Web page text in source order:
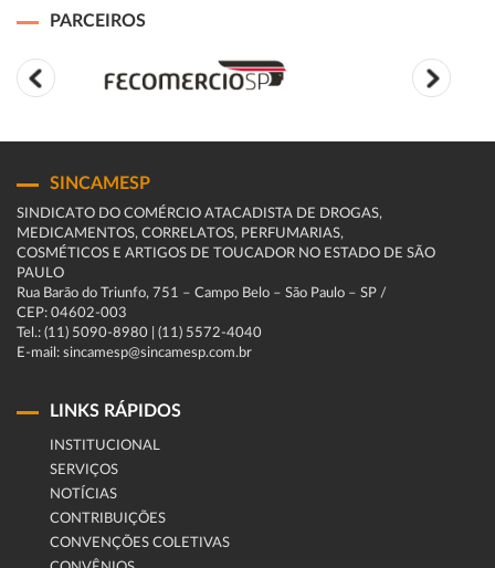
PARCEIROS
SINCAMESP
SINDICATO DO COMÉRCIO ATACADISTA DE DROGAS,
MEDICAMENTOS, CORRELATOS, PERFUMARIAS,
COSMÉTICOS E ARTIGOS DE TOUCADOR NO ESTADO DE SÃO
PAULO
Rua Barão do Triunfo, 751 – Campo Belo – São Paulo – SP /
CEP: 04602-003
Tel.: (11) 5090-8980 | (11) 5572-4040
E-mail: sincamesp@sincamesp.com.br
LINKS RÁPIDOS
INSTITUCIONAL
SERVIÇOS
NOTÍCIAS
CONTRIBUIÇÕES
CONVENÇÕES COLETIVAS